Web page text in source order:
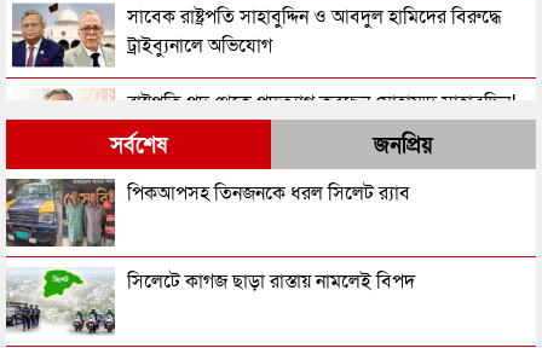
সাবেক রাষ্ট্রপতি সাহাবুদ্দিন ও আবদুল হামিদের বিরুদ্ধে
ট্রাইব্যুনালে অভিযোগ
রাষ্ট্রপতি পদ থেকে পদত্যাগ করছেন মোহাম্মদ সাহাবুদ্দিন!
তরুণীর সাথে ভিডিও: গাজী নজরুলকে এমপি পদ ছাড়তে
একনেকে ১৪ হাজার ৪১ কোটি টাকার ৮ প্রকল্প অনুমোদন
সর্বশেষ জনপ্রিয়
পিকআপসহ তিনজনকে ধরল সিলেট র‌্যাব
সিলেটে কাগজ ছাড়া রাস্তায় নামলেই বিপদ